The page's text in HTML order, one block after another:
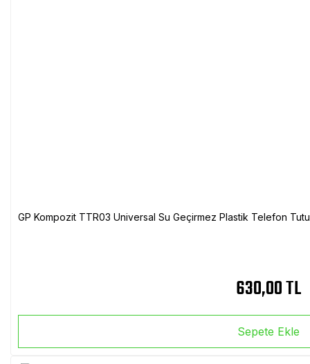
GP Kompozit TTR03 Universal Su Geçirmez Plastik Telefon
630,00 TL
Sepete Ekle